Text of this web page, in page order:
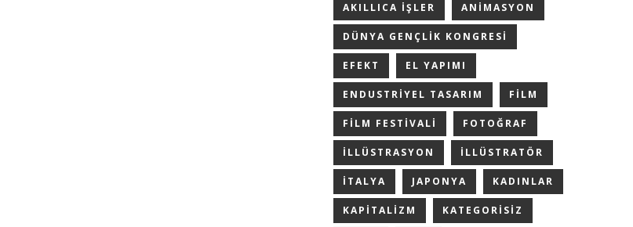
AKILLICA IŞLER ANIMASYON
DÜNYA GENÇLIK KONGRESI
EFEKT EL YAPIMI
ENDUSTRIYEL TASARIM FILM
FILM FESTIVALI FOTOĞRAF
ILLÜSTRASYON ILLÜSTRATÖR
ITALYA JAPONYA KADINLAR
KAPITALIZM KATEGORISIZ